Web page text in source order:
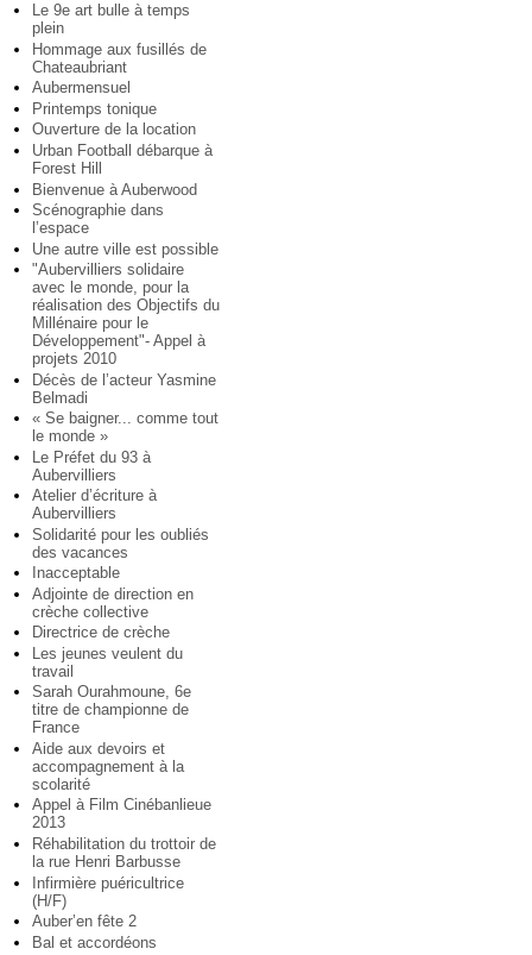
Le 9e art bulle à temps
plein
Hommage aux fusillés de
Chateaubriant
Aubermensuel
Printemps tonique
Ouverture de la location
Urban Football débarque à
Forest Hill
Bienvenue à Auberwood
Scénographie dans
l’espace
Une autre ville est possible
"Aubervilliers solidaire
avec le monde, pour la
réalisation des Objectifs du
Millénaire pour le
Développement"- Appel à
projets 2010
Décès de l’acteur Yasmine
Belmadi
« Se baigner... comme tout
le monde »
Le Préfet du 93 à
Aubervilliers
Atelier d’écriture à
Aubervilliers
Solidarité pour les oubliés
des vacances
Inacceptable
Adjointe de direction en
crèche collective
Directrice de crèche
Les jeunes veulent du
travail
Sarah Ourahmoune, 6e
titre de championne de
France
Aide aux devoirs et
accompagnement à la
scolarité
Appel à Film Cinébanlieue
2013
Réhabilitation du trottoir de
la rue Henri Barbusse
Infirmière puéricultrice
(H/F)
Auber’en fête 2
Bal et accordéons